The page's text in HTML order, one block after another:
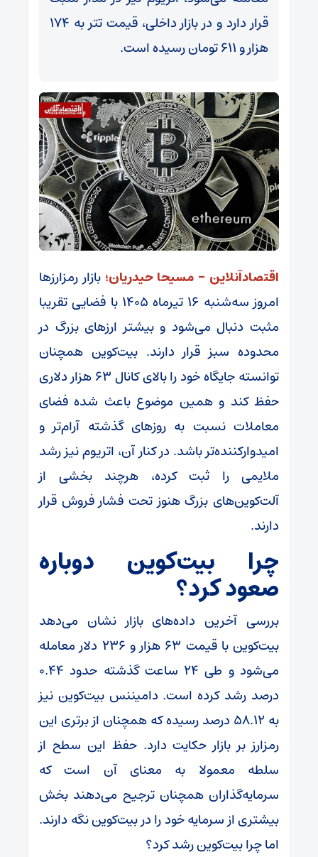
قرار دارد و در بازار داخلی، قیمت تتر به ۱۷۴
هزار و ۶۱۱ تومان رسیده است.
اقتصادآنلاین – مسیحا حیدریان؛بازار رمزارزها
امروز سه‌شنبه ۱۶ تیرماه ۱۴۰۵ با فضایی تقریبا
مثبت دنبال می‌شود و بیشتر ارزهای بزرگ در
محدوده سبز قرار دارند. بیت‌کوین همچنان
توانسته جایگاه خود را بالای کانال ۶۳ هزار دلاری
حفظ کند و همین موضوع باعث شده فضای
معاملات نسبت به روز‌های گذشته آرام‌تر و
امیدوارکننده‌تر باشد. در کنار آن، اتریوم نیز رشد
ملایمی را ثبت کرده، هرچند بخشی از
آلت‌کوین‌های بزرگ هنوز تحت فشار فروش قرار
دارند.
چرا بیت‌کوین دوباره
صعود کرد؟
بررسی آخرین داده‌های بازار نشان می‌دهد
بیت‌کوین با قیمت ۶۳ هزار و ۲۳۶ دلار معامله
می‌شود و طی ۲۴ ساعت گذشته حدود ۰.۴۴
درصد رشد کرده است. دامیننس بیت‌کوین نیز
به ۵۸.۱۲ درصد رسیده که همچنان از برتری این
رمزارز بر بازار حکایت دارد. حفظ این سطح از
سلطه معمولا به معنای آن است که
سرمایه‌گذاران همچنان ترجیح می‌دهند بخش
بیشتری از سرمایه خود را در بیت‌کوین نگه دارند.
اما چرا بیت‌کوین رشد کرد؟